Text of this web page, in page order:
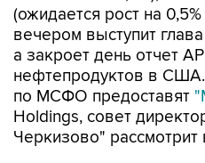
(ожидается рост на
вечером выступит
а закроет день отчет
нефтепродуктов в США.
по МСФО предоставят
Holdings, совет
Черкизово"